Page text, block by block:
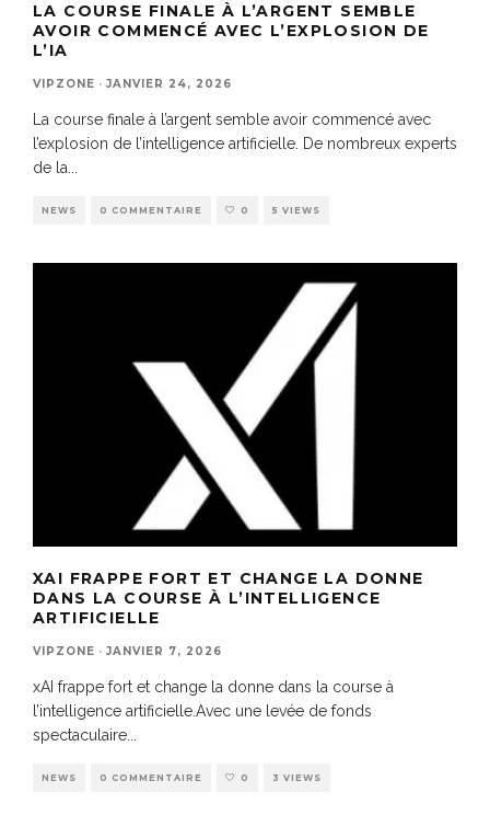
LA COURSE FINALE À L’ARGENT SEMBLE
AVOIR COMMENCÉ AVEC L’EXPLOSION DE
L’IA
VIPZONE · JANVIER 24, 2026
La course finale à l’argent semble avoir commencé avec
l’explosion de l’intelligence artificielle. De nombreux experts
de la...
NEWS 0 COMMENTAIRE 0 5 VIEWS
XAI FRAPPE FORT ET CHANGE LA DONNE
DANS LA COURSE À L’INTELLIGENCE
ARTIFICIELLE
VIPZONE · JANVIER 7, 2026
xAI frappe fort et change la donne dans la course à
l’intelligence artificielle.Avec une levée de fonds
spectaculaire
NEWS 0 COMMENTAIRE 0 3 VIEWS